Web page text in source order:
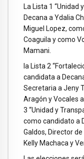
La Lista 1 “Unidad
Decana a Ydalia
Miguel Lopez,
Coaguila y como
Mamani.
la Lista 2
candidata a
Secretaria a Jeny
Aragón y Vocales
3 “Unidad y
como candidato a
Galdos, Director
Kelly Machaca y